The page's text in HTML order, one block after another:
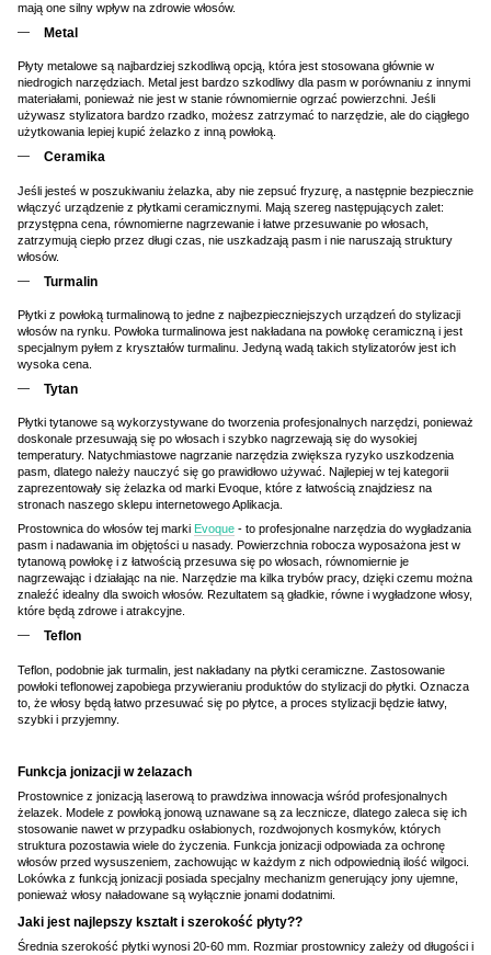
mają one silny wpływ na zdrowie włosów.
Metal
Płyty metalowe są najbardziej szkodliwą opcją, która jest stosowana głównie w
niedrogich narzędziach. Metal jest bardzo szkodliwy dla pasm w porównaniu z innymi
materiałami, ponieważ nie jest w stanie równomiernie ogrzać powierzchni. Jeśli
używasz stylizatora bardzo rzadko, możesz zatrzymać to narzędzie, ale do ciągłego
użytkowania lepiej kupić żelazko z inną powłoką.
Ceramika
Jeśli jesteś w poszukiwaniu żelazka, aby nie zepsuć fryzurę, a następnie bezpiecznie
włączyć urządzenie z płytkami ceramicznymi. Mają szereg następujących zalet:
przystępna cena, równomierne nagrzewanie i łatwe przesuwanie po włosach,
zatrzymują ciepło przez długi czas, nie uszkadzają pasm i nie naruszają struktury
włosów.
Turmalin
Płytki z powłoką turmalinową to jedne z najbezpieczniejszych urządzeń do stylizacji
włosów na rynku. Powłoka turmalinowa jest nakładana na powłokę ceramiczną i jest
specjalnym pyłem z kryształów turmalinu. Jedyną wadą takich stylizatorów jest ich
wysoka cena.
Tytan
Płytki tytanowe są wykorzystywane do tworzenia profesjonalnych narzędzi, ponieważ
doskonale przesuwają się po włosach i szybko nagrzewają się do wysokiej
temperatury. Natychmiastowe nagrzanie narzędzia zwiększa ryzyko uszkodzenia
pasm, dlatego należy nauczyć się go prawidłowo używać. Najlepiej w tej kategorii
zaprezentowały się żelazka od marki Evoque, które z łatwością znajdziesz na
stronach naszego sklepu internetowego Aplikacja.
Prostownica do włosów tej marki Evoque - to profesjonalne narzędzia do wygładzania
pasm i nadawania im objętości u nasady. Powierzchnia robocza wyposażona jest w
tytanową powłokę i z łatwością przesuwa się po włosach, równomiernie je
nagrzewając i działając na nie. Narzędzie ma kilka trybów pracy, dzięki czemu można
znaleźć idealny dla swoich włosów. Rezultatem są gładkie, równe i wygładzone włosy,
które będą zdrowe i atrakcyjne.
Teflon
Teflon, podobnie jak turmalin, jest nakładany na płytki ceramiczne. Zastosowanie
powłoki teflonowej zapobiega przywieraniu produktów do stylizacji do płytki. Oznacza
to, że włosy będą łatwo przesuwać się po płytce, a proces stylizacji będzie łatwy,
szybki i przyjemny.
Funkcja jonizacji w żelazach
Prostownice z jonizacją laserową to prawdziwa innowacja wśród profesjonalnych
żelazek. Modele z powłoką jonową uznawane są za lecznicze, dlatego zaleca się ich
stosowanie nawet w przypadku osłabionych, rozdwojonych kosmyków, których
struktura pozostawia wiele do życzenia. Funkcja jonizacji odpowiada za ochronę
włosów przed wysuszeniem, zachowując w każdym z nich odpowiednią ilość wilgoci.
Lokówka z funkcją jonizacji posiada specjalny mechanizm generujący jony ujemne,
ponieważ włosy naładowane są wyłącznie jonami dodatnimi.
Jaki jest najlepszy kształt i szerokość płyty??
Średnia szerokość płytki wynosi 20-60 mm. Rozmiar prostownicy zależy od długości i